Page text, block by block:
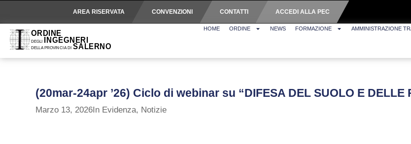
AREA RISERVATA CONVENZIONI CONTATTI ACCEDI ALLA PEC
HOME ORDINE NEWS FORMAZIONE AMMINISTRAZIONE
(20mar-24apr ’26) Ciclo di webinar su “DIFESA DEL SUOLO E DELLE
Marzo 13, 2026In Evidenza, Notizie